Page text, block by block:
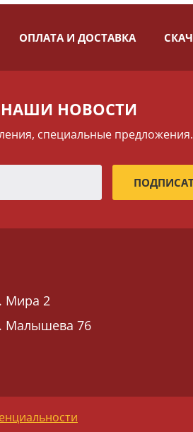
ОПЛАТА И ДОСТАВКА
НОВОСТИ
специальные предложения.
Мира 2
Малышева 76